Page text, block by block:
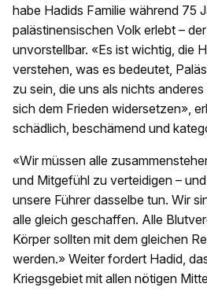
habe Hadids Familie während 75
palästinensischen Volk erlebt –
unvorstellbar. «Es ist wichtig, die
verstehen, was es bedeutet,
zu sein, die uns als nichts
sich dem Frieden widersetzen»,
schädlich, beschämend und
«Wir müssen alle
und Mitgefühl zu verteidigen –
unsere Führer dasselbe tun. Wir
alle gleich geschaffen. Alle
Körper sollten mit dem gleichen
werden.» Weiter fordert Hadid,
Kriegsgebiet mit allen nötigen